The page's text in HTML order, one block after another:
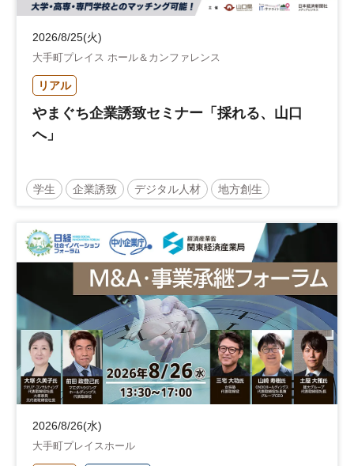
2026/8/25(火)
大手町プレイス ホール＆カンファレンス
リアル
やまぐち企業誘致セミナー「採れる、山口
へ」
学生 企業誘致 デジタル人材 地方創生
地域活性化 自治体
2026/8/26(水)
大手町プレイスホール